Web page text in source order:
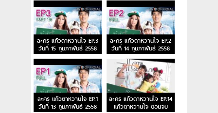
ละคร แก้วตาหวานใจ EP.3
วันที่ 15 กุมภาพันธ์ 2558
ละคร แก้วตาหวานใจ EP.2
วันที่ 14 กุมภาพันธ์ 2558
ละคร แก้วตาหวานใจ EP.1
วันที่ 13 กุมภาพันธ์ 2558
ละคร แก้วตาหวานใจ EP.14
แก้วตาหวานใจ ตอนจบ